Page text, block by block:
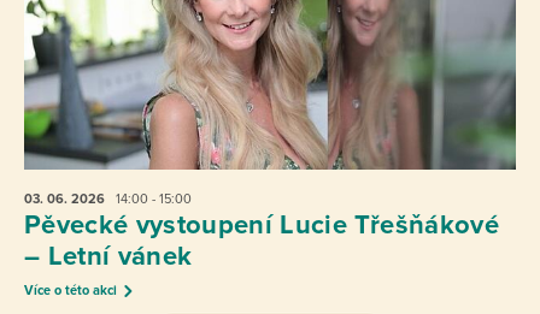
03. 06. 2026 14:00 - 15:00
Pěvecké vystoupení Lucie Třešňákové
– Letní vánek
Více o této akci